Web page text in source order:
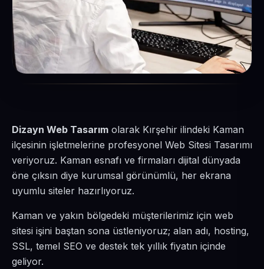
Dizayn Web Tasarım olarak Kırşehir ilindeki Kaman
ilçesinin işletmelerine profesyonel Web Sitesi Tasarımı
veriyoruz. Kaman esnafı ve firmaları dijital dünyada
öne çıksın diye kurumsal görünümlü, her ekrana
uyumlu siteler hazırlıyoruz.
Kaman ve yakın bölgedeki müşterilerimiz için web
sitesi işini baştan sona üstleniyoruz; alan adı, hosting,
SSL, temel SEO ve destek tek yıllık fiyatın içinde
geliyor.